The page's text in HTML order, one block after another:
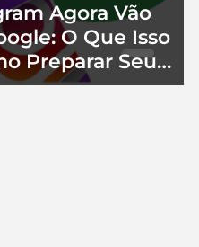
Agora Vão
O Que Isso
Preparar Seu